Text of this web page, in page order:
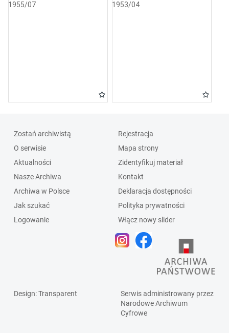
1955/07
1953/04
Zostań archiwistą
O serwisie
Aktualności
Nasze Archiwa
Archiwa w Polsce
Jak szukać
Logowanie
Rejestracja
Mapa strony
Zidentyfikuj materiał
Kontakt
Deklaracja dostępności
Polityka prywatności
Włącz nowy slider
Design: Transparent
Serwis administrowany przez
Narodowe Archiwum
Cyfrowe